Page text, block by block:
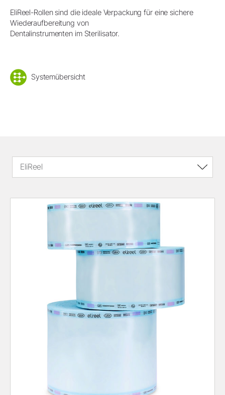
EliReel-Rollen sind die ideale Verpackung für eine sichere
Wiederaufbereitung von
Dentalinstrumenten im Sterilisator.
Systemübersicht
EliReel